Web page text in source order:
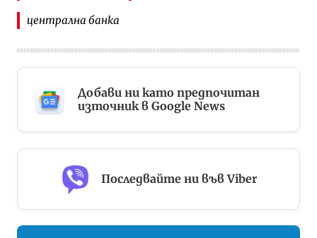
централна банка
Добави ни като предпочитан
източник в Google News
Последвайте ни във Viber